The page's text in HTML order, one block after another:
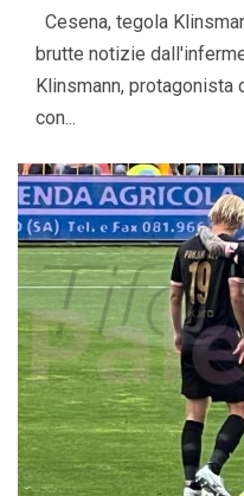
Cesena, tegola
brutte notizie
Klinsmann,
con...